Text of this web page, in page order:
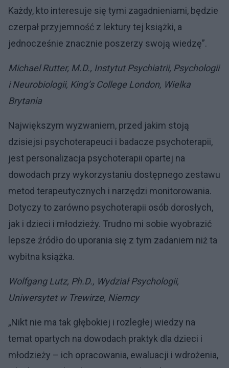
Każdy, kto interesuje się tymi zagadnieniami, będzie
czerpał przyjemność z lektury tej książki, a
jednocześnie znacznie poszerzy swoją wiedzę”.
Michael Rutter, M.D., Instytut Psychiatrii, Psychologii
i Neurobiologii, King’s College London, Wielka
Brytania
Największym wyzwaniem, przed jakim stoją
dzisiejsi psychoterapeuci i badacze psychoterapii,
jest personalizacja psychoterapii opartej na
dowodach przy wykorzystaniu dostępnego zestawu
metod terapeutycznych i narzędzi monitorowania.
Dotyczy to zarówno psychoterapii osób dorosłych,
jak i dzieci i młodzieży. Trudno mi sobie wyobrazić
lepsze źródło do uporania się z tym zadaniem niż ta
wybitna książka.
Wolfgang Lutz, Ph.D., Wydział Psychologii,
Uniwersytet w Trewirze, Niemcy
„Nikt nie ma tak głębokiej i rozległej wiedzy na
temat opartych na dowodach praktyk dla dzieci i
młodzieży – ich opracowania, ewaluacji i wdrożenia,